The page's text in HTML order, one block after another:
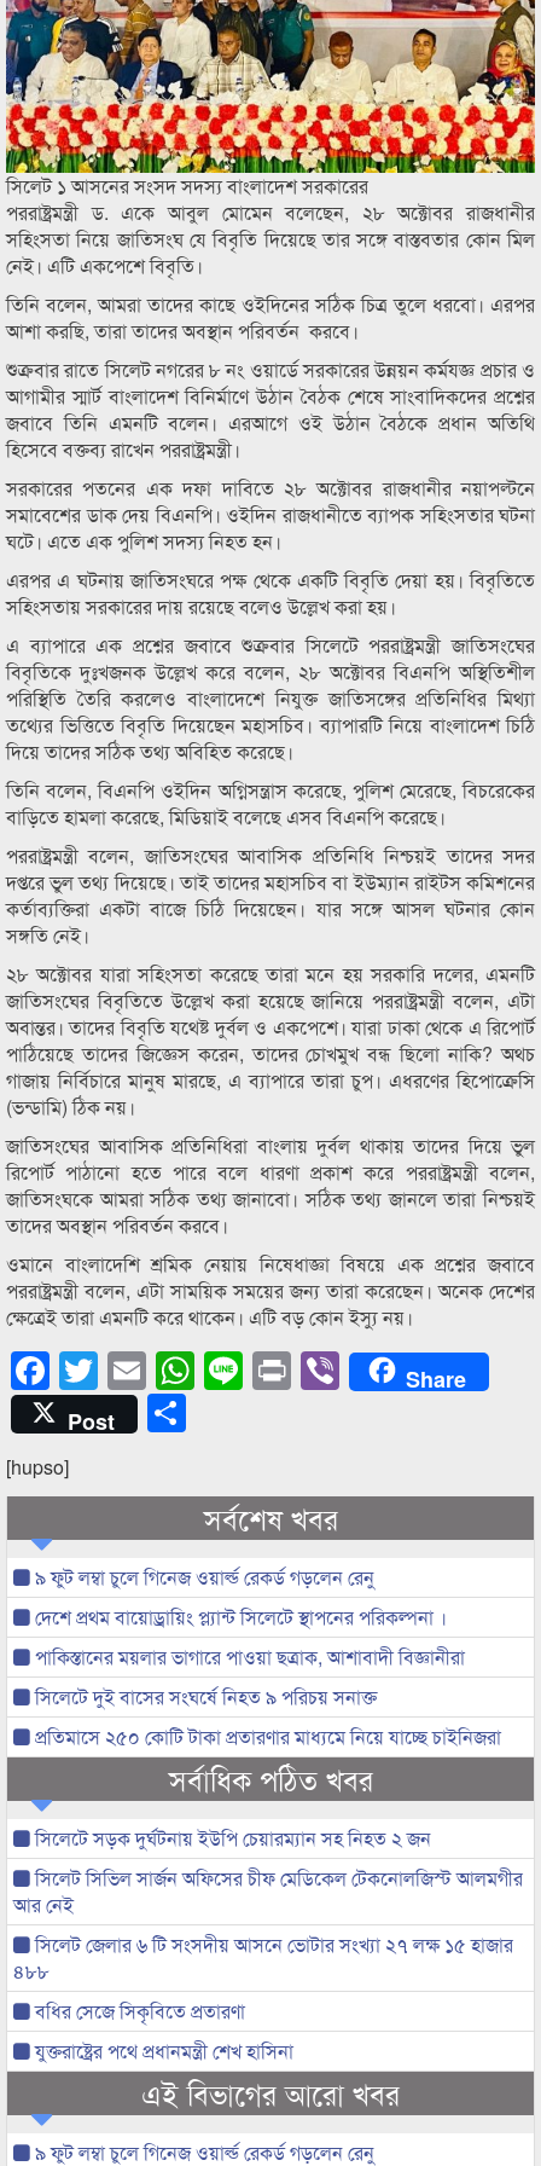
সিলেট ১ আসনের সংসদ সদস্য বাংলাদেশ সরকারের
পররাষ্ট্রমন্ত্রী ড. একে আবুল মোমেন বলেছেন, ২৮ অক্টোবর রাজধানীর
সহিংসতা নিয়ে জাতিসংঘ যে বিবৃতি দিয়েছে তার সঙ্গে বাস্তবতার কোন মিল
নেই। এটি একপেশে বিবৃতি।
তিনি বলেন, আমরা তাদের কাছে ওইদিনের সঠিক চিত্র তুলে ধরবো। এরপর
আশা করছি, তারা তাদের অবস্থান পরিবর্তন করবে।
শুক্রবার রাতে সিলেট নগরের ৮ নং ওয়ার্ডে সরকারের উন্নয়ন কর্মযজ্ঞ প্রচার ও
আগামীর স্মার্ট বাংলাদেশ বিনির্মাণে উঠান বৈঠক শেষে সাংবাদিকদের প্রশ্নের
জবাবে তিনি এমনটি বলেন। এরআগে ওই উঠান বৈঠকে প্রধান অতিথি
হিসেবে বক্তব্য রাখেন পররাষ্ট্রমন্ত্রী।
সরকারের পতনের এক দফা দাবিতে ২৮ অক্টোবর রাজধানীর নয়াপল্টনে
সমাবেশের ডাক দেয় বিএনপি। ওইদিন রাজধানীতে ব্যাপক সহিংসতার ঘটনা
ঘটে। এতে এক পুলিশ সদস্য নিহত হন।
এরপর এ ঘটনায় জাতিসংঘরে পক্ষ থেকে একটি বিবৃতি দেয়া হয়। বিবৃতিতে
সহিংসতায় সরকারের দায় রয়েছে বলেও উল্লেখ করা হয়।
এ ব্যাপারে এক প্রশ্নের জবাবে শুক্রবার সিলেটে পররাষ্ট্রমন্ত্রী জাতিসংঘের
বিবৃতিকে দুঃখজনক উল্লেখ করে বলেন, ২৮ অক্টোবর বিএনপি অস্থিতিশীল
পরিস্থিতি তৈরি করলেও বাংলাদেশে নিযুক্ত জাতিসঙ্গের প্রতিনিধির মিথ্যা
তথ্যের ভিত্তিতে বিবৃতি দিয়েছেন মহাসচিব। ব্যাপারটি নিয়ে বাংলাদেশ চিঠি
দিয়ে তাদের সঠিক তথ্য অবিহিত করেছে।
তিনি বলেন, বিএনপি ওইদিন অগ্নিসন্ত্রাস করেছে, পুলিশ মেরেছে, বিচরেকের
বাড়িতে হামলা করেছে, মিডিয়াই বলেছে এসব বিএনপি করেছে।
পররাষ্ট্রমন্ত্রী বলেন, জাতিসংঘের আবাসিক প্রতিনিধি নিশ্চয়ই তাদের সদর
দপ্তরে ভুল তথ্য দিয়েছে। তাই তাদের মহাসচিব বা ইউম্যান রাইটস কমিশনের
কর্তাব্যক্তিরা একটা বাজে চিঠি দিয়েছেন। যার সঙ্গে আসল ঘটনার কোন
সঙ্গতি নেই।
২৮ অক্টোবর যারা সহিংসতা করেছে তারা মনে হয় সরকারি দলের, এমনটি
জাতিসংঘের বিবৃতিতে উল্লেখ করা হয়েছে জানিয়ে পররাষ্ট্রমন্ত্রী বলেন, এটা
অবান্তর। তাদের বিবৃতি যথেষ্ট দুর্বল ও একপেশে। যারা ঢাকা থেকে এ রিপোর্ট
পাঠিয়েছে তাদের জিজ্ঞেস করেন, তাদের চোখমুখ বন্ধ ছিলো নাকি? অথচ
গাজায় নির্বিচারে মানুষ মারছে, এ ব্যাপারে তারা চুপ। এধরণের হিপোক্রেসি
(ভন্ডামি) ঠিক নয়।
জাতিসংঘের আবাসিক প্রতিনিধিরা বাংলায় দুর্বল থাকায় তাদের দিয়ে ভুল
রিপোর্ট পাঠানো হতে পারে বলে ধারণা প্রকাশ করে পররাষ্ট্রমন্ত্রী বলেন,
জাতিসংঘকে আমরা সঠিক তথ্য জানাবো। সঠিক তথ্য জানলে তারা নিশ্চয়ই
তাদের অবস্থান পরিবর্তন করবে।
ওমানে বাংলাদেশি শ্রমিক নেয়ায় নিষেধাজ্ঞা বিষয়ে এক প্রশ্নের জবাবে
পররাষ্ট্রমন্ত্রী বলেন, এটা সাময়িক সময়ের জন্য তারা করেছেন। অনেক দেশের
ক্ষেত্রেই তারা এমনটি করে থাকেন। এটি বড় কোন ইস্যু নয়।
Facebook
Twitter
EmailWhatsApp
LinePrintViberShare
Post
[hupso]
সর্বশেষ খবর
৯ ফুট লম্বা চুলে গিনেজ ওয়ার্ল্ড রেকর্ড গড়লেন রেনু
দেশে প্রথম বায়োড্রায়িং প্ল্যান্ট সিলেটে স্থাপনের পরিকল্পনা ।
পাকিস্তানের ময়লার ভাগারে পাওয়া ছত্রাক, আশাবাদী বিজ্ঞানীরা
সিলেটে দুই বাসের সংঘর্ষে নিহত ৯ পরিচয় সনাক্ত
প্রতিমাসে ২৫০ কোটি টাকা প্রতারণার মাধ্যমে নিয়ে যাচ্ছে চাইনিজরা
সর্বাধিক পঠিত খবর
সিলেটে সড়ক দুর্ঘটনায় ইউপি চেয়ারম্যান সহ নিহত ২ জন
সিলেট সিভিল সার্জন অফিসের চীফ মেডিকেল টেকনোলজিস্ট আলমগীর
আর নেই
সিলেট জেলার ৬ টি সংসদীয় আসনে ভোটার সংখ্যা ২৭ লক্ষ ১৫ হাজার
৪৮৮
বধির সেজে সিকৃবিতে প্রতারণা
যুক্তরাষ্ট্রের পথে প্রধানমন্ত্রী শেখ হাসিনা
এই বিভাগের আরো খবর
৯ ফুট লম্বা চুলে গিনেজ ওয়ার্ল্ড রেকর্ড গড়লেন রেনু